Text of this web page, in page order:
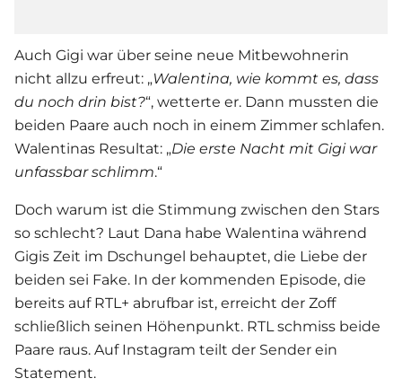
Auch Gigi war über seine neue Mitbewohnerin
nicht allzu erfreut: „Walentina, wie kommt es, dass
du noch drin bist?“, wetterte er. Dann mussten die
beiden Paare auch noch in einem Zimmer schlafen.
Walentinas Resultat: „Die erste Nacht mit Gigi war
unfassbar schlimm.“
Doch warum ist die Stimmung zwischen den Stars
so schlecht? Laut Dana habe Walentina während
Gigis Zeit im Dschungel behauptet, die Liebe der
beiden sei Fake. In der kommenden Episode, die
bereits auf RTL+ abrufbar ist, erreicht der Zoff
schließlich seinen Höhenpunkt. RTL schmiss beide
Paare raus. Auf Instagram teilt der Sender ein
Statement.